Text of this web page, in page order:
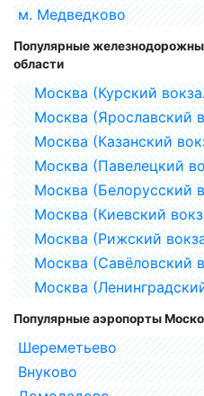
м. Медведково
Популярные
области
Москва (Курский
Москва (Ярославский
Москва (Казанский
Москва (Павелецкий
Москва (Белорусский
Москва (Киевский
Москва (Рижский
Москва (Савёловский
Москва
Популярные аэропорты
Шереметьево
Внуково